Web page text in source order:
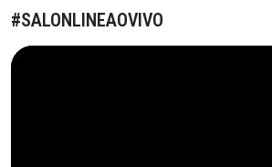
#SALONLINEAOVIVO